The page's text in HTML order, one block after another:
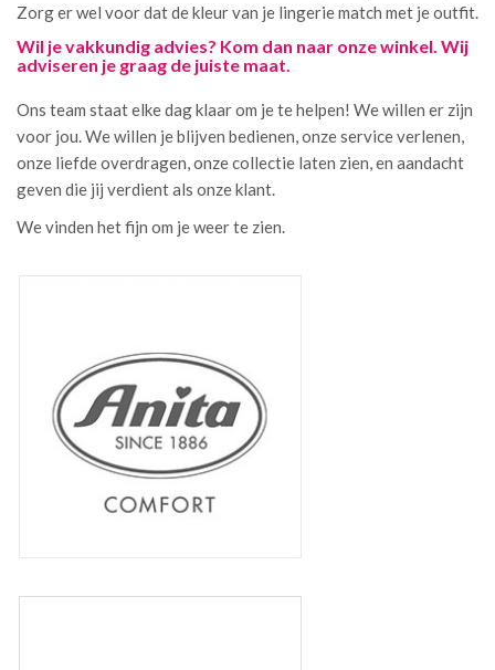
Zorg er wel voor dat de kleur van je lingerie match met je outfit.
Wil je vakkundig advies? Kom dan naar onze winkel. Wij
adviseren je graag de juiste maat.
Ons team staat elke dag klaar om je te helpen! We willen er zijn
voor jou. We willen je blijven bedienen, onze service verlenen,
onze liefde overdragen, onze collectie laten zien, en aandacht
geven die jij verdient als onze klant.
We vinden het fijn om je weer te zien.